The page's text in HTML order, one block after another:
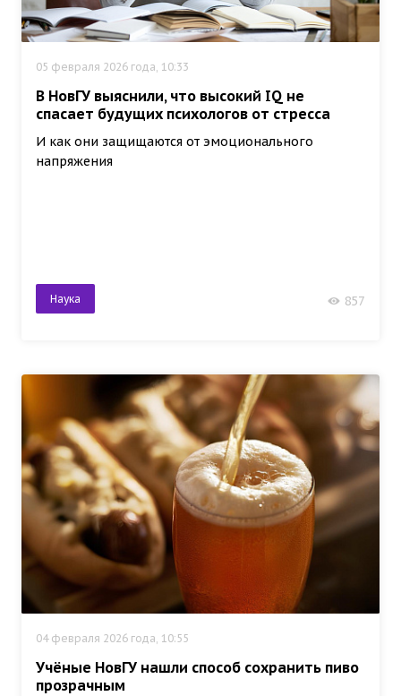
05 февраля 2026 года, 10:33
В НовГУ выяснили, что высокий IQ не
спасает будущих психологов от стресса
И как они защищаются от эмоционального
напряжения
Наука 857
04 февраля 2026 года, 10:55
Учёные НовГУ нашли способ сохранить пиво
прозрачным